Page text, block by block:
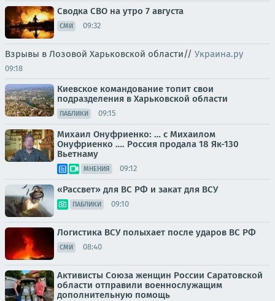
Сводка СВО на утро 7 августа
СМИ 09:32
Взрывы в Лозовой Харьковской области// Украина.ру
09:18
Киевское командование топит свои
подразделения в Харьковской области
ПАБЛИКИ 09:15
Михаил Онуфриенко: … с Михаилом
Онуфриенко …. Россия продала 18 Як-130
Вьетнаму
МНЕНИЯ 09:12
«Рассвет» для ВС РФ и закат для ВСУ
ПАБЛИКИ 09:10
Логистика ВСУ полыхает после ударов ВС РФ
СМИ 08:40
Активисты Союза женщин России Саратовской
области отправили военнослужащим
дополнительную помощь